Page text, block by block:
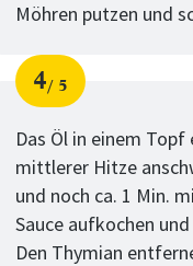
Möhren putzen und
Schritt
4
von
5
Das Öl in einem
mittlerer Hitze
und noch ca. 1 Min.
Sauce aufkochen
Den Thymian